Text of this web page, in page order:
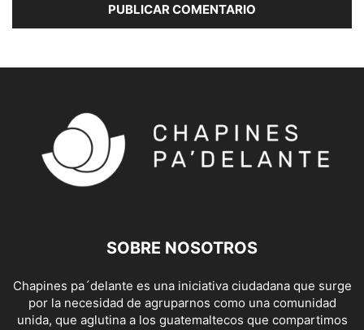
SOBRE NOSOTROS
Chapines pa´delante es una iniciativa ciudadana que surge
por la necesidad de agruparnos como una comunidad
unida, que aglutina a los guatemaltecos que compartimos